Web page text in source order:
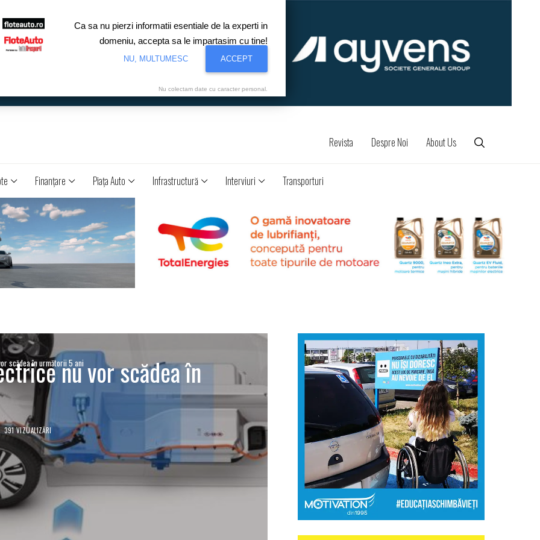
Revista Despre Noi About Us
Finanţare Piaţa Auto Infrastructură Interviuri Transporturi
scădea în următorii 5 aninu vor scădea în
391 VIZUALIZĂRI
Ca sa nu pierzi informatii esentiale de la experti in
domeniu, accepta sa le impartasim cu tine!
NU, MULTUMESC ACCEPT
Nu colectam date cu caracter personal.